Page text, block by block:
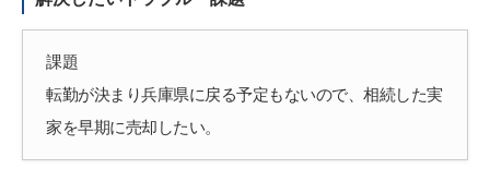
課題
転勤が決まり兵庫県に戻る予定もないので、相続した実
家を早期に売却したい。